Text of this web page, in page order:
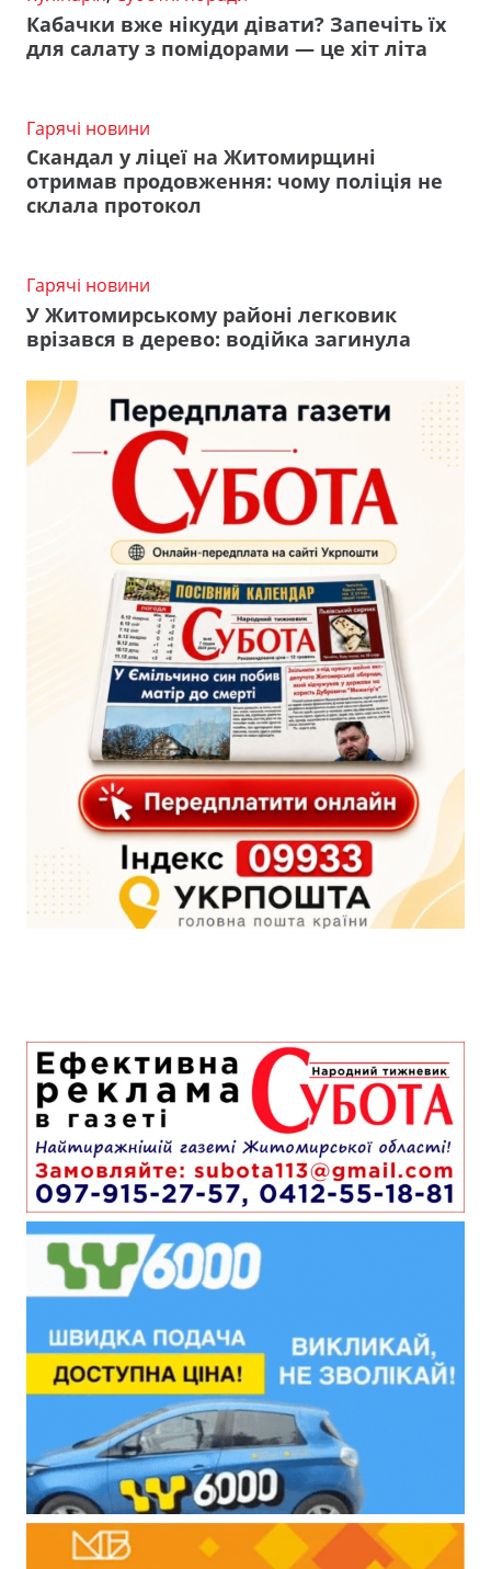
Кабачки вже нікуди дівати? Запечіть їх
для салату з помідорами — це хіт літа
Гарячі новини
Скандал у ліцеї на Житомирщині
отримав продовження: чому поліція не
склала протокол
Гарячі новини
У Житомирському районі легковик
врізався в дерево: водійка загинула